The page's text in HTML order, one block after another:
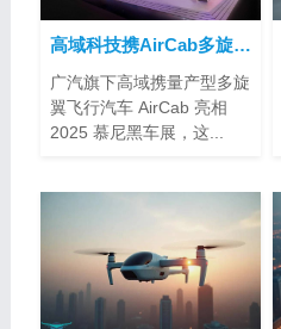
高域科技携AirCab多旋翼飞行汽车亮相2025慕尼黑车展
广汽旗下高域携量产型多旋
翼飞行汽车 AirCab 亮相
2025 慕尼黑车展，这...